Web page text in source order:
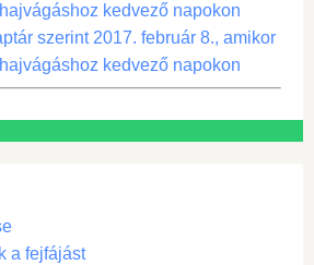
kedvező napokon
szerint 2017. február 8., amikor
kedvező napokon
a fejfájást